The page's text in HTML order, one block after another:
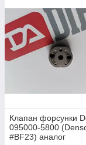
Клапан форсунки
095000-5800
#BF23) аналог